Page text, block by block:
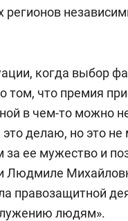
регионов
когда выбор
том, что премия
в чем-то можно
это делаю, но это
ее мужество и
Людмиле
правозащитной
людям».